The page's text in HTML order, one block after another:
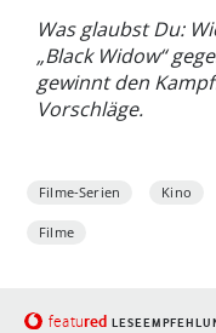
Was glaubst Du:
„Black Widow“
gewinnt den
Vorschläge.
Filme-Serien Kino
Filme
featured